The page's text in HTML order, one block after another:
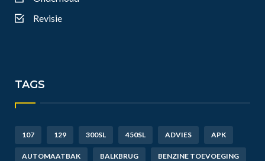
Revisie
TAGS
107 129 300SL 450SL ADVIES APK
AUTOMAATBAK BALKBRUG BENZINE TOEVOEGING